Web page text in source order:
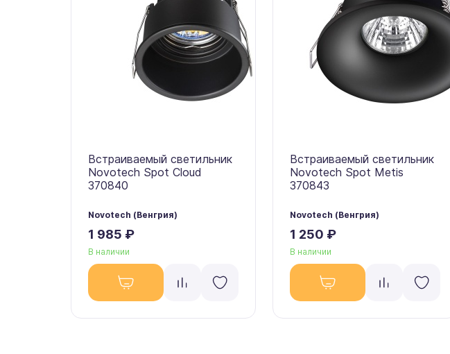
Встраиваемый светильник
Novotech Spot Cloud
370840
Novotech (Венгрия)
1 985 ₽
В наличии
Встраиваемый светильник
Novotech Spot Metis
370843
Novotech (Венгрия)
1 250 ₽
В наличии